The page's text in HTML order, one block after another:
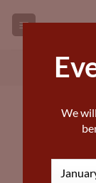
naar
GEORGISCHE
HOME »
We